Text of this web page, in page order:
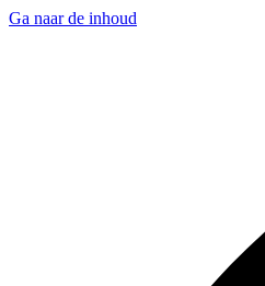
Ga naar de inhoud